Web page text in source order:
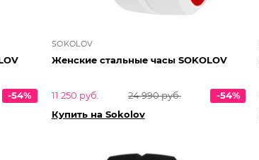
SOKOLOV
-54%
SOKOLOV
Женские стальные часы SOKOLOV
11 250 руб. 24 990 руб.
-54%
Купить на Sokolov